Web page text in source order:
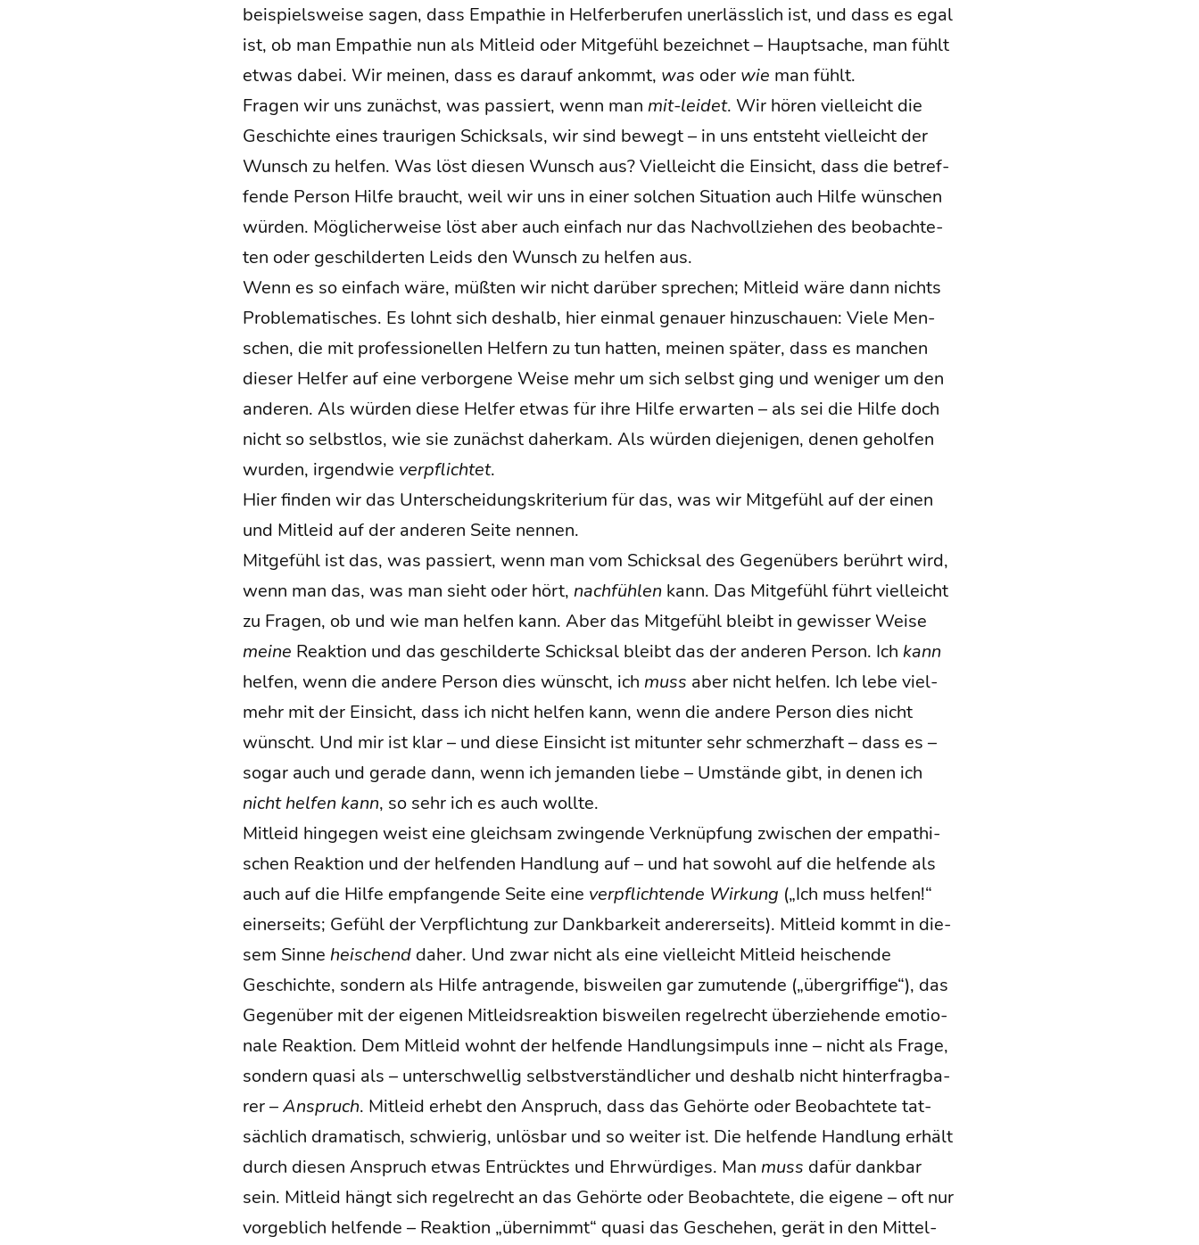
bei­spiels­wei­se sagen, dass Empa­thie in Hel­fer­be­ru­fen uner­läss­lich ist, und dass es egal
ist, ob man Empa­thie nun als Mit­leid oder Mit­ge­fühl bezeich­net – Haupt­sa­che, man fühlt
etwas dabei. Wir mei­nen, dass es dar­auf ankommt, was oder wie man fühlt.
Fra­gen wir uns zunächst, was pas­siert, wenn man mit-lei­det. Wir hören viel­leicht die
Geschich­te eines trau­ri­gen Schick­sals, wir sind bewegt – in uns ent­steht viel­leicht der
Wunsch zu hel­fen. Was löst die­sen Wunsch aus? Viel­leicht die Ein­sicht, dass die betref­
fen­de Per­son Hil­fe braucht, weil wir uns in einer sol­chen Situa­ti­on auch Hil­fe wün­schen
wür­den. Mög­li­cher­wei­se löst aber auch ein­fach nur das Nach­voll­zie­hen des beob­ach­te­
ten oder geschil­der­ten Leids den Wunsch zu hel­fen aus.
Wenn es so ein­fach wäre, müß­ten wir nicht dar­über spre­chen; Mit­leid wäre dann nichts
Pro­ble­ma­ti­sches. Es lohnt sich des­halb, hier ein­mal genau­er hin­zu­schau­en: Vie­le Men­
schen, die mit pro­fes­sio­nel­len Hel­fern zu tun hat­ten, mei­nen spä­ter, dass es man­chen
die­ser Hel­fer auf eine ver­bor­ge­ne Wei­se mehr um sich selbst ging und weni­ger um den
ande­ren. Als wür­den die­se Hel­fer etwas für ihre Hil­fe erwar­ten – als sei die Hil­fe doch
nicht so selbst­los, wie sie zunächst daher­kam. Als wür­den die­je­ni­gen, denen gehol­fen
wur­den, irgend­wie ver­pflich­tet.
Hier fin­den wir das Unter­schei­dungs­kri­te­ri­um für das, was wir Mit­ge­fühl auf der einen
und Mit­leid auf der ande­ren Sei­te nennen.
Mit­ge­fühl ist das, was pas­siert, wenn man vom Schick­sal des Gegen­übers berührt wird,
wenn man das, was man sieht oder hört, nach­füh­len kann. Das Mit­ge­fühl führt viel­leicht
zu Fra­gen, ob und wie man hel­fen kann. Aber das Mit­ge­fühl bleibt in gewis­ser Wei­se
mei­ne Reak­ti­on und das geschil­der­te Schick­sal bleibt das der ande­ren Per­son. Ich kann
hel­fen, wenn die ande­re Per­son dies wünscht, ich muss aber nicht hel­fen. Ich lebe viel­
mehr mit der Ein­sicht, dass ich nicht hel­fen kann, wenn die ande­re Per­son dies nicht
wünscht. Und mir ist klar – und die­se Ein­sicht ist mit­un­ter sehr schmerz­haft – dass es –
sogar auch und gera­de dann, wenn ich jeman­den lie­be – Umstän­de gibt, in denen ich
nicht hel­fen kann, so sehr ich es auch wollte.
Mit­leid hin­ge­gen weist eine gleich­sam zwin­gen­de Ver­knüp­fung zwi­schen der empa­thi­
schen Reak­ti­on und der hel­fen­den Hand­lung auf – und hat sowohl auf die hel­fen­de als
auch auf die Hil­fe emp­fan­gen­de Sei­te eine ver­pflich­ten­de Wir­kung („Ich muss hel­fen!“
einer­seits; Gefühl der Ver­pflich­tung zur Dank­bar­keit ande­rer­seits). Mit­leid kommt in die­
sem Sin­ne hei­schend daher. Und zwar nicht als eine viel­leicht Mit­leid hei­schen­de
Geschich­te, son­dern als Hil­fe antra­gen­de, bis­wei­len gar zumu­ten­de („über­grif­fi­ge“), das
Gegen­über mit der eige­nen Mit­leids­re­ak­ti­on bis­wei­len regel­recht über­zie­hen­de emo­tio­
na­le Reak­ti­on. Dem Mit­leid wohnt der hel­fen­de Hand­lungs­im­puls inne – nicht als Fra­ge,
son­dern qua­si als – unter­schwel­lig selbst­ver­ständ­li­cher und des­halb nicht hin­ter­frag­ba­
rer –Anspruch. Mit­leid erhebt den Anspruch, dass das Gehör­te oder Beob­ach­te­te tat­
säch­lich dra­ma­tisch, schwie­rig, unlös­bar und so wei­ter ist. Die hel­fen­de Hand­lung erhält
durch die­sen Anspruch etwas Ent­rück­tes und Ehr­wür­di­ges. Man muss dafür dank­bar
sein. Mit­leid hängt sich regel­recht an das Gehör­te oder Beob­ach­te­te, die eige­ne – oft nur
vor­geb­lich hel­fen­de – Reak­ti­on „über­nimmt“ qua­si das Gesche­hen, gerät in den Mit­tel­